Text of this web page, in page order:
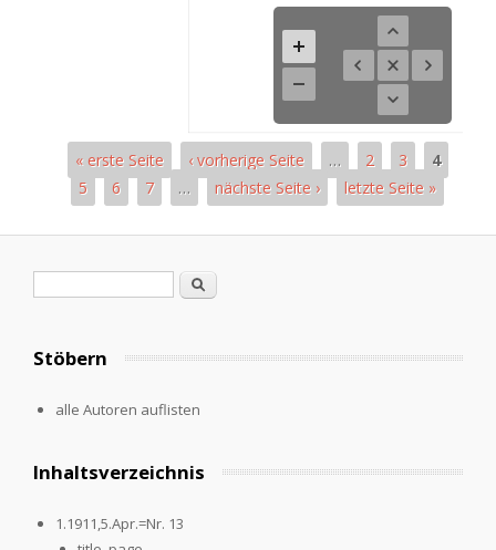
« erste Seite ‹ vorherige Seite … 2 3
4
5
6 7 … nächste Seite › letzte Seite »
Search
Stöbern
alle Autoren auflisten
Inhaltsverzeichnis
1.1911,5.Apr.=Nr. 13